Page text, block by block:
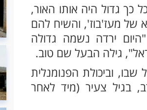
כך גדול היה אותו האור,
מעז'בוז', והשיח להם
ירדה נשמה גדולה
גילה הבעל שם טוב.
וביכולת הפנומנלית
בגיל צעיר (מיד לאחר